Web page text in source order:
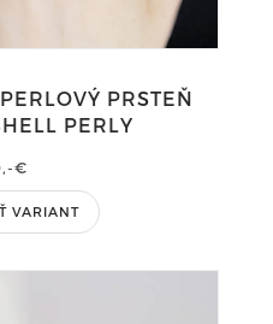
PRSTEŇ
PERLY
€
VARIANT